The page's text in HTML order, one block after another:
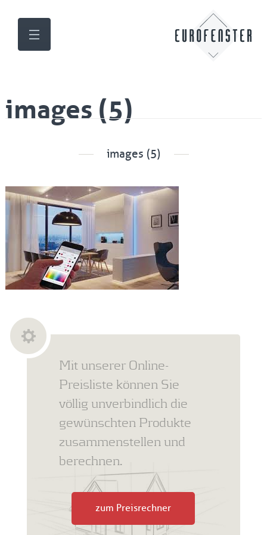
images (5)
images (5)
Mit unserer Online-
Preisliste können Sie
völlig unverbindlich die
gewünschten Produkte
zusammenstellen und
berechnen.
zum Preisrechner